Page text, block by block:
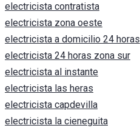
electricista contratista
electricista zona oeste
electricista a domicilio 24 horas
electricista 24 horas zona sur
electricista al instante
electricista las heras
electricista capdevilla
electricista la cieneguita